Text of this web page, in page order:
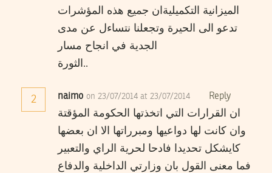
الميزانية التكميليةان جميع هذه المؤشرات
تدعو الى الحيرة وتجعلنا نتساءل عن مدى
الجدية في انجاح مسار
الثورة..
2 naimo on 23/07/2014 at 23/07/2014 Reply
ان القرارات التي اتخذتها الحكومة المؤقتة
وان كانت لها دواعيها ومبرراتها الا ان بعضها
كايشكل تحديدا فادحا لحرية الراي والتعبير
فما معنى القول بان وزارتي الداخلية والدفاع